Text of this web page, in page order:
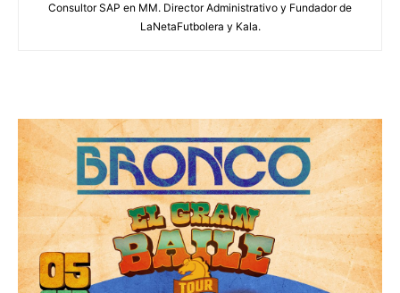
Consultor SAP en MM. Director Administrativo y Fundador de
LaNetaFutbolera y Kala.